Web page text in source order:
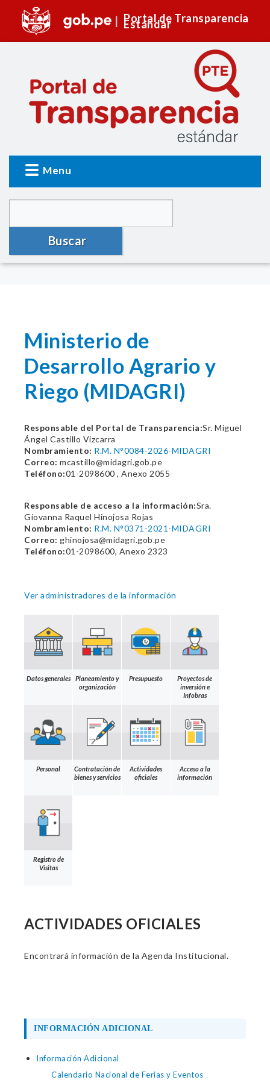
Portal de Transparencia
Estándar
Menu
Buscar
Ministerio de
Desarrollo Agrario y
Riego (MIDAGRI)
Responsable del Portal de Transparencia:Sr. Miguel
Ángel Castillo Vizcarra
Nombramiento: R.M. N°0084-2026-MIDAGRI
Correo: mcastillo@midagri.gob.pe
Teléfono:01-2098600 , Anexo 2055
Responsable de acceso a la información:Sra.
Giovanna Raquel Hinojosa Rojas
Nombramiento: R.M. N°0371-2021-MIDAGRI
Correo: ghinojosa@midagri.gob.pe
Teléfono:01-2098600, Anexo 2323
Ver administradores de la información
Datos generales
Planeamiento y
organización
Presupuesto
Proyectos de
inversión e
Infobras
Personal
Contratación de
bienes y servicios
Actividades
oficiales
Acceso a la
información
Registro de
Visitas
ACTIVIDADES OFICIALES
Encontrará información de la Agenda Institucional.
INFORMACIÓN ADICIONAL
Información Adicional
Calendario Nacional de Ferias y Eventos